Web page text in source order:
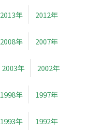
2013年 2012年
2008年 2007年
2003年 2002年
1998年 1997年
1993年 1992年